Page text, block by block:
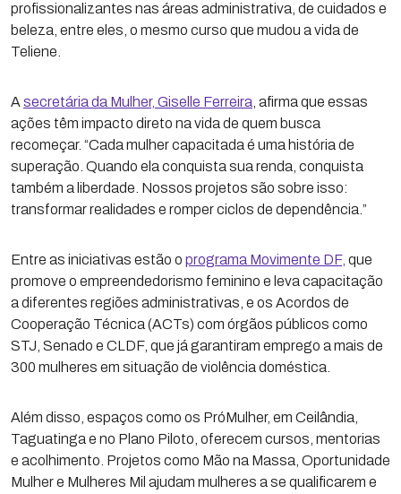
profissionalizantes nas áreas administrativa, de cuidados e
beleza, entre eles, o mesmo curso que mudou a vida de
Teliene.
A secretária da Mulher, Giselle Ferreira , afirma que essas
ações têm impacto direto na vida de quem busca
recomeçar. “Cada mulher capacitada é uma história de
superação. Quando ela conquista sua renda, conquista
também a liberdade. Nossos projetos são sobre isso:
transformar realidades e romper ciclos de dependência.”
Entre as iniciativas estão o programa Movimente DF, que
promove o empreendedorismo feminino e leva capacitação
a diferentes regiões administrativas, e os Acordos de
Cooperação Técnica (ACTs) com órgãos públicos como
STJ, Senado e CLDF, que já garantiram emprego a mais de
300 mulheres em situação de violência doméstica.
Além disso, espaços como os PróMulher, em Ceilândia,
Taguatinga e no Plano Piloto, oferecem cursos, mentorias
e acolhimento. Projetos como Mão na Massa, Oportunidade
Mulher e Mulheres Mil ajudam mulheres a se qualificarem e